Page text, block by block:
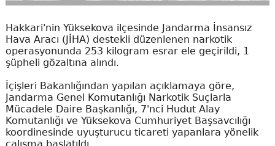
Hakkari'nin Yüksekova ilçesinde Jandarma İnsansız
Hava Aracı (JİHA) destekli düzenlenen narkotik
operasyonunda 253 kilogram esrar ele geçirildi, 1
şüpheli gözaltına alındı.
İçişleri Bakanlığından yapılan açıklamaya göre,
Jandarma Genel Komutanlığı Narkotik Suçlarla
Mücadele Daire Başkanlığı, 7'nci Hudut Alay
Komutanlığı ve Yüksekova Cumhuriyet Başsavcılığı
koordinesinde uyuşturucu ticareti yapanlara yönelik